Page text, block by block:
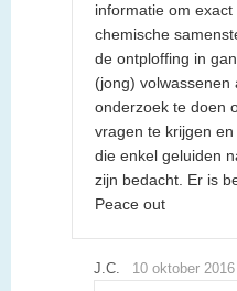
informatie om
chemische
de ontploffing in
(jong)
onderzoek te doen
vragen te krijgen
die enkel geluiden
zijn bedacht. Er is
Peace out
J.C. 10 oktober 2016